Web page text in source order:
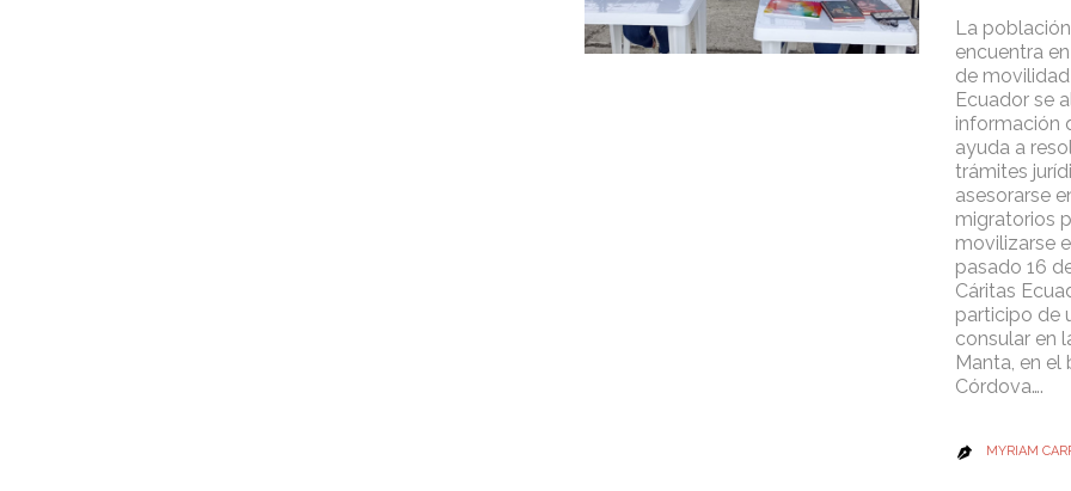
La
encuentra
de
Ecuador se
información
ayuda a
trámites
asesorarse
migratorios
movilizarse
pasado 16
Cáritas
participo de
consular en
Manta, en el
Córdova….
 MYRIAM